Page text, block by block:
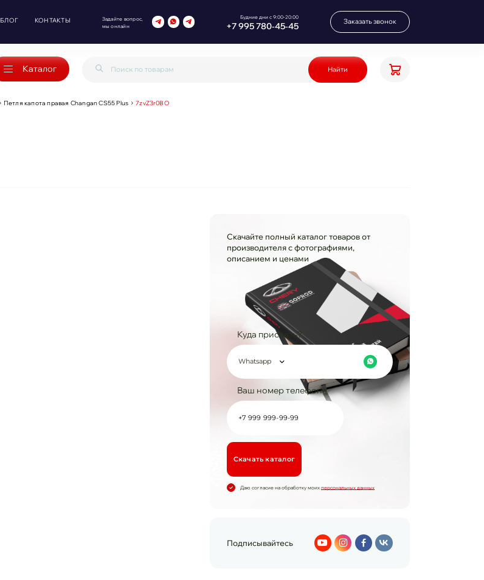
БЛОГ КОНТАКТЫ
Задайте вопрос,
мы онлайн
Будние дни с 9:00-20:00
+7 995 780‑45‑45 Заказать звонок
Каталог Найти
Петля капота правая Changan CS55 Plus 7zvZ3r0BO
Скачайте полный каталог товаров от
производителя с фотографиями,
описанием и ценами
Куда прислать?
Whatsapp
Ваш номер телефона
Cкачать каталог
Даю согласие на обработку моих персональных данных
Подписывайтесь